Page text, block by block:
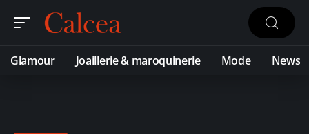
Glamour Joaillerie & maroquinerie Mode News